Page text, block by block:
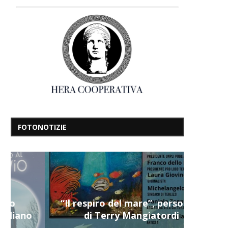
FOTONOTIZIE
“Il respiro del mare”, personale
di Terry Mangiatordi